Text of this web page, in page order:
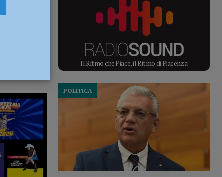
Il Ritmo che Piace, il Ritmo di Piacenza
POLITICA